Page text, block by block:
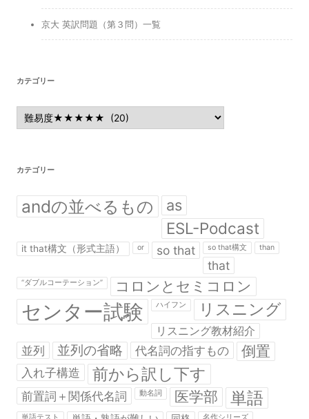
京大 英訳問題（第３問）一覧
カテゴリー
カ
テ
ゴ
カテゴリー
andの並べるもの as
ESL-Podcast
it that構文（形式主語） or so that so that構文 than
that
“ダブルコーテーション” コロンとセミコロン
センター試験 ハイフン リスニング
リスニング教材紹介
並列 並列の省略 代名詞の指すもの 倒置
入れ子構造 前から訳し下す
前置詞＋関係代名詞 動名詞 医学部 単語